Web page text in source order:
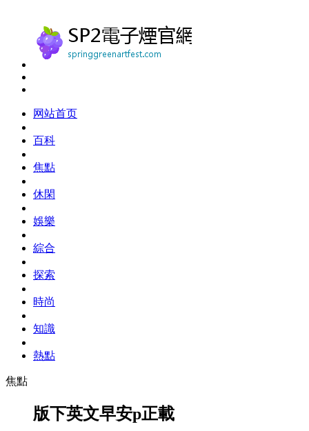
网站首页
百科
焦點
休閑
娛樂
綜合
探索
時尚
知識
熱點
焦點
版下英文早安p正載